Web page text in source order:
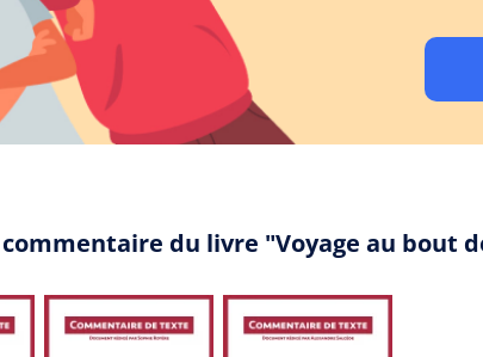
du livre "Voyage au bout